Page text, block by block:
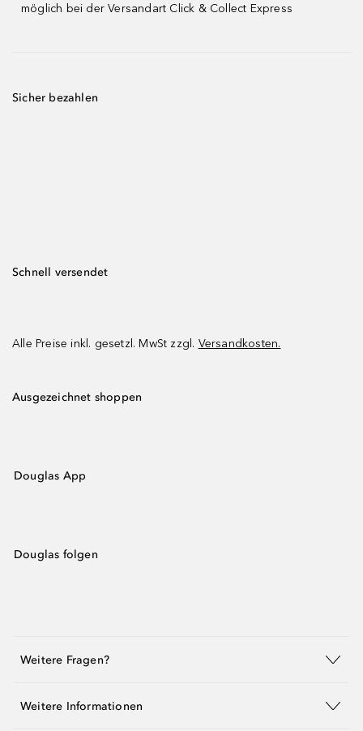
möglich bei der Versandart Click & Collect Express
Sicher bezahlen
Schnell versendet
Alle Preise inkl. gesetzl. MwSt zzgl. Versandkosten.
Ausgezeichnet shoppen
Douglas App
Douglas folgen
Weitere Fragen?
Weitere Informationen